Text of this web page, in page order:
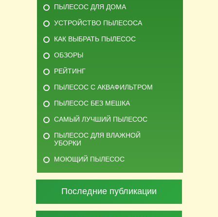
ПЫЛЕСОС ДЛЯ ДОМА
УСТРОЙСТВО ПЫЛЕСОСА
КАК ВЫБРАТЬ ПЫЛЕСОС
ОБЗОРЫ
РЕЙТИНГ
ПЫЛЕСОС С АКВАФИЛЬТРОМ
ПЫЛЕСОС БЕЗ МЕШКА
САМЫЙ ЛУЧШИЙ ПЫЛЕСОС
ПЫЛЕСОС ДЛЯ ВЛАЖНОЙ
УБОРКИ
МОЮЩИЙ ПЫЛЕСОС
Последние публикации